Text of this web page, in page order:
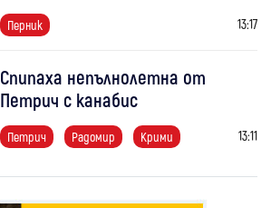
Перник 13:17
Спипаха непълнолетна от
Петрич с канабис
Петрич Радомир Крими 13:11